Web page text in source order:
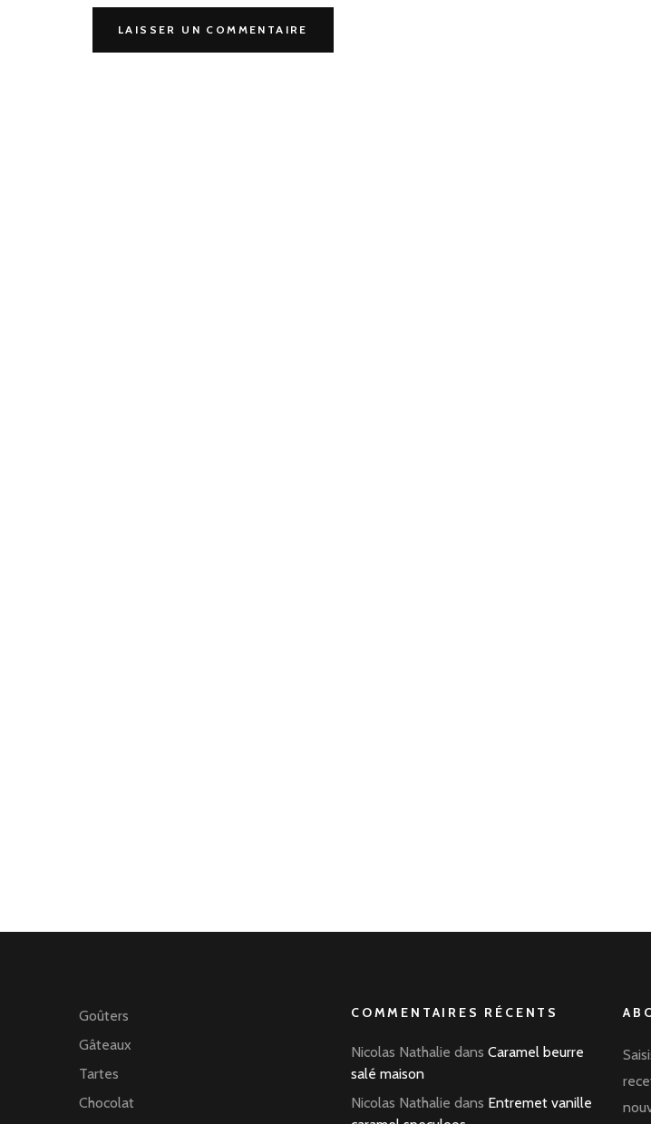
Goûters
Gâteaux
Tartes
Chocolat
COMMENTAIRES RÉCENTS
Nicolas Nathalie dans Caramel beurre
salé maison
Nicolas Nathalie dans Entremet vanille